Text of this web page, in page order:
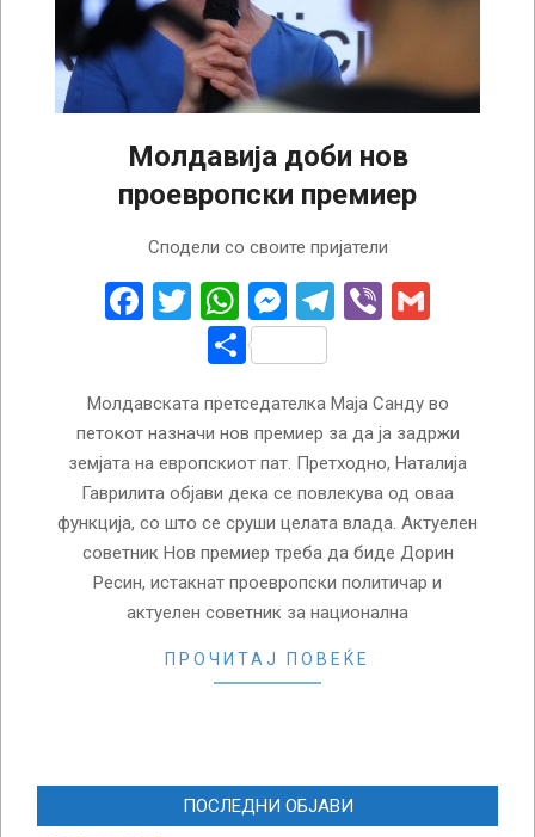
Молдавија доби нов
проевропски премиер
Сподели со своите пријатели
Facebook
Twitter
WhatsApp
Messenger
Telegram
Viber
Share
Молдавската претседателка Маја Санду во
петокот назначи нов премиер за да ја задржи
земјата на европскиот пат. Претходно, Наталија
Гаврилита објави дека се повлекува од оваа
функција, со што се сруши целата влада. Актуелен
советник Нов премиер треба да биде Дорин
Ресин, истакнат проевропски политичар и
актуелен советник за национална
ПРОЧИТАЈ ПОВЕЌЕ
ПОСЛЕДНИ ОБЈАВИ